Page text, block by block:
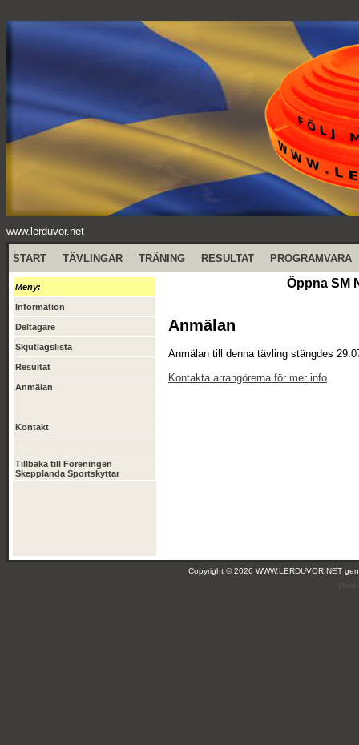
www.lerduvor.net
START TÄVLINGAR TRÄNING RESULTAT PROGRAMVARA
Meny:
Information
Deltagare
Skjutlagslista
Resultat
Anmälan
Kontakt
Tillbaka till Föreningen
Skepplanda Sportskyttar
Öppna SM
Anmälan
Anmälan till denna tävling stängdes
Kontakta arrangörerna för mer info.
Copyright © 2026 WWW.LERDUVOR.NET